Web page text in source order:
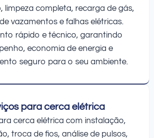
limpeza completa, recarga de gás,
vazamentos e falhas elétricas.
rápido e técnico, garantindo
economia de energia e
seguro para o seu ambiente.
para cerca elétrica
cerca elétrica com instalação,
troca de fios, análise de pulsos,